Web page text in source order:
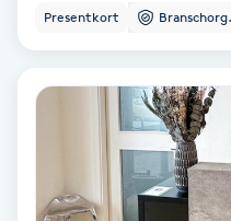
Fibromassage
Fillers
Fotmassage
Fotsvamp
Presentkort Branschorg.